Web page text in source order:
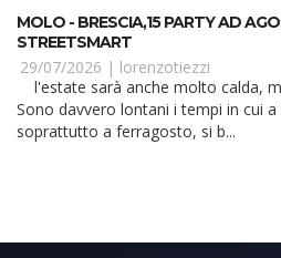
MOLO - BRESCIA,15 PARTY AD
STREETSMART
29/07/2026 | lorenzotiezzi
Sono davvero lontani i tempi in cui
soprattutto a ferragosto, si b...